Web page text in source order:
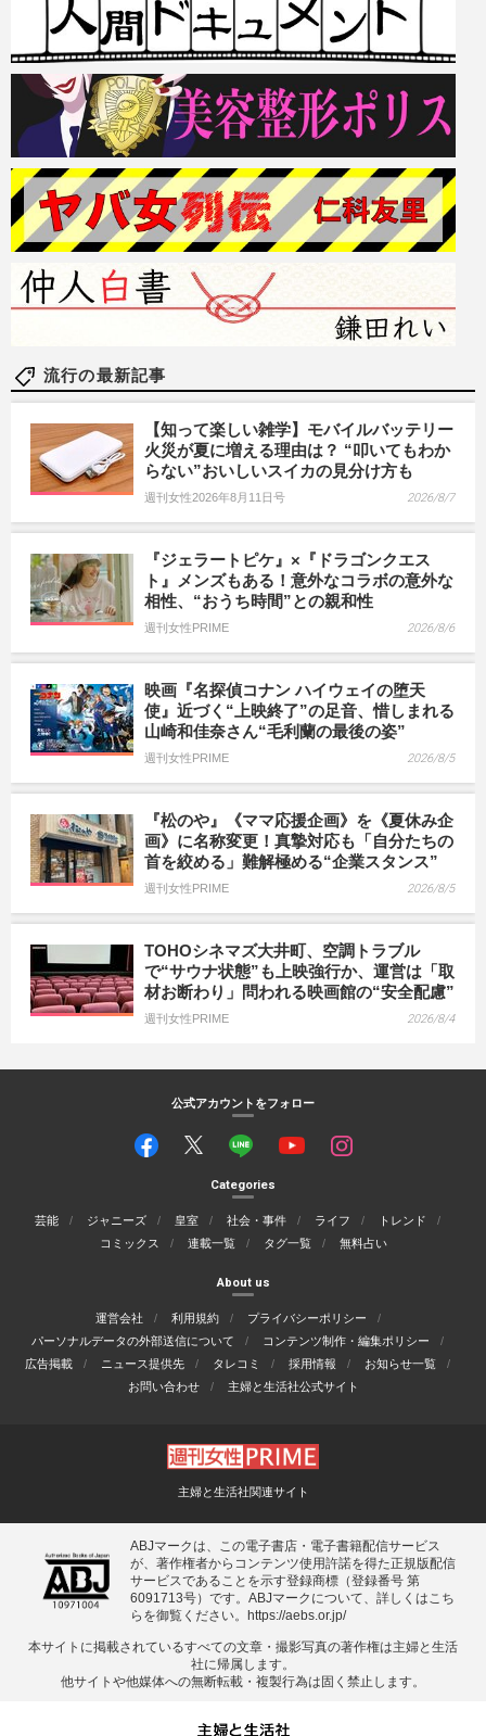
流行の最新記事
【知って楽しい雑学】モバイルバッテリー
火災が夏に増える理由は？ “叩いてもわか
らない”おいしいスイカの見分け方も
週刊女性2026年8月11日号 2026/8/7
『ジェラートピケ』×『ドラゴンクエス
ト』メンズもある！意外なコラボの意外な
相性、“おうち時間”との親和性
週刊女性PRIME 2026/8/6
映画『名探偵コナン ハイウェイの堕天
使』近づく“上映終了”の足音、惜しまれる
山崎和佳奈さん“毛利蘭の最後の姿”
週刊女性PRIME 2026/8/5
『松のや』《ママ応援企画》を《夏休み企
画》に名称変更！真摯対応も「自分たちの
首を絞める」難解極める“企業スタンス”
週刊女性PRIME 2026/8/5
TOHOシネマズ大井町、空調トラブル
で“サウナ状態”も上映強行か、運営は「取
材お断わり」問われる映画館の“安全配慮”
週刊女性PRIME 2026/8/4
公式アカウントをフォロー
Categories
芸能 ジャニーズ 皇室 社会・事件 ライフ
トレンド
コミックス
連載一覧 タグ一覧 無料占い
About us
運営会社 利用規約
プライバシーポリシー
パーソナルデータの外部送信について
コンテンツ制作・編集ポリシー
広告掲載
ニュース提供先 タレコミ 採用情報
お知らせ一覧
お問い合わせ
主婦と生活社公式サイト
主婦と生活社関連サイト
ABJマークは、この電子書店・電子書籍配信サービス
が、著作権者からコンテンツ使用許諾を得た正規版配信
サービスであることを示す登録商標（登録番号 第
6091713号）です。ABJマークについて、詳しくはこち
らを御覧ください。
https://aebs.or.jp/
本サイトに掲載されているすべての⽂章・撮影写真の著作権は主婦と⽣活
社に帰属します。
他サイトや他媒体への無断転載・複製⾏為は固く禁⽌します。